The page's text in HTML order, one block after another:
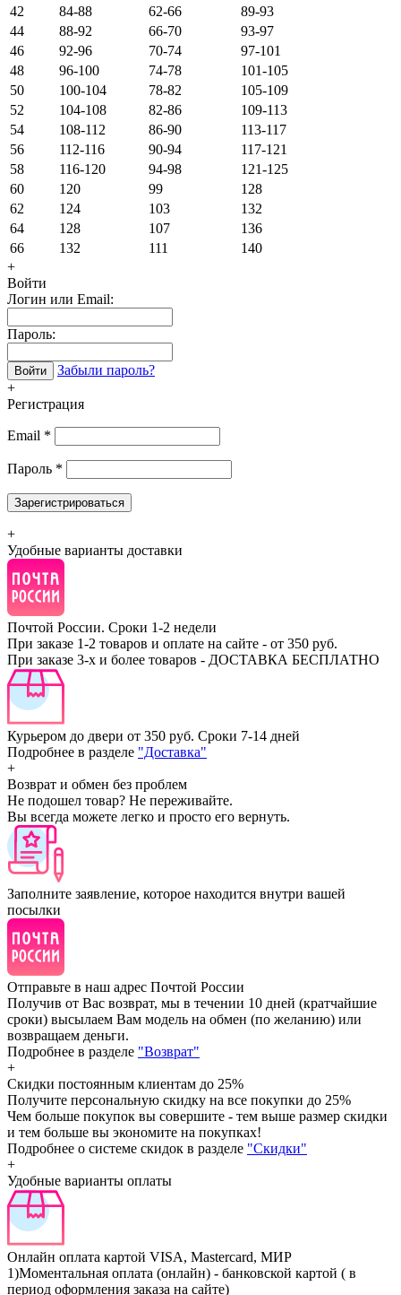
42
84-88 62-66
89-93
44
88-92 66-70
93-97
46
92-96 70-74
97-101
48
96-100 74-78
101-105
50
100-104 78-82
105-109
52
104-108 82-86
109-113
54
108-112 86-90
113-117
56
112-116 90-94
117-121
58
116-120 94-98
121-125
60
120 99
128
62
124 103
132
64
128 107
136
66
132 111
140
+
Войти
Логин или Email:
Пароль:
Войти
Забыли пароль?
+
Регистрация
Email *
Пароль *
Зарегистрироваться
+
Удобные варианты доставки
Почтой России. Сроки 1-2 недели
При заказе 1-2 товаров и оплате на сайте - от 350 руб.
При заказе 3-х и более товаров - ДОСТАВКА БЕСПЛАТНО
Курьером до двери от 350 руб. Сроки 7-14 дней
Подробнее в разделе "Доставка"
+
Возврат и обмен без проблем
Не подошел товар? Не переживайте.
Вы всегда можете легко и просто его вернуть.
Заполните заявление, которое находится внутри вашей
посылки
Отправьте в наш адрес Почтой России
Получив от Вас возврат, мы в течении 10 дней (кратчайшие
сроки) высылаем Вам модель на обмен (по желанию) или
возвращаем деньги.
Подробнее в разделе "Возврат"
+
Скидки постоянным клиентам до 25%
Получите персональную скидку на все покупки до 25%
Чем больше покупок вы совершите - тем выше размер скидки
и тем больше вы экономите на покупках!
Подробнее о системе скидок в разделе "Скидки"
+
Удобные варианты оплаты
Онлайн оплата картой VISA, Mastercard, МИР
1)Моментальная оплата (онлайн) - банковской картой ( в
период оформления заказа на сайте)